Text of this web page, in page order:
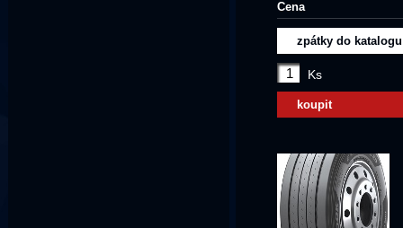
Cena
zpátky do katalogu
Ks
koupit